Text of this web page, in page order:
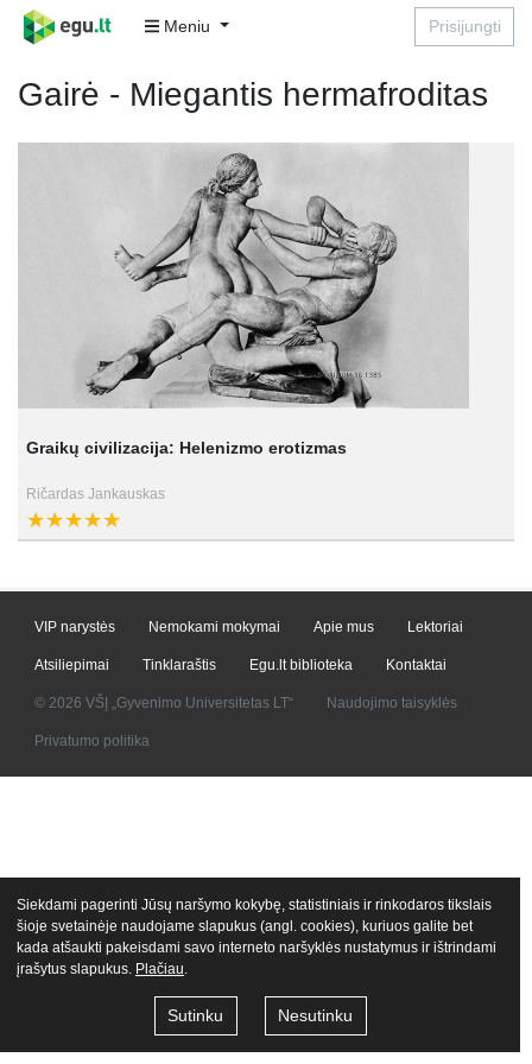
Meniu Prisijungti
Gairė - Miegantis hermafroditas
Graikų civilizacija: Helenizmo erotizmas
Ričardas Jankauskas
VIP narystės Nemokami mokymai Apie mus Lektoriai
Atsiliepimai Tinklaraštis Egu.lt biblioteka Kontaktai
© 2026 VŠĮ „Gyvenimo Universitetas LT“ Naudojimo taisyklės
Privatumo politika
Siekdami pagerinti Jūsų naršymo kokybę, statistiniais ir rinkodaros tikslais
šioje svetainėje naudojame slapukus (angl. cookies), kuriuos galite bet
kada atšaukti pakeisdami savo interneto naršyklės nustatymus ir ištrindami
įrašytus slapukus. Plačiau
Sutinku Nesutinku